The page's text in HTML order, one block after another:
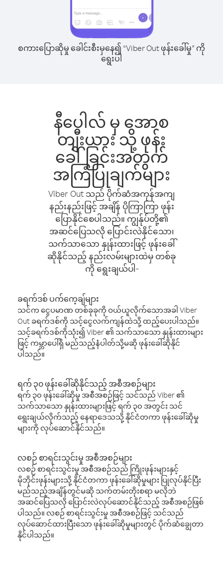
စကားပြောဆိုမှု ခေါင်းစီးမှနေ၍ “Viber Out ဖုန်းခေါ်မှု” ကို
ရွေးပါ
နီပေါလ် မှ အောစ
တျီးယား သို့ ဖုန်း
ခေါ်ခြင်းအတွက်
အကြံပြုချက်များ
Viber Out သည် ပိုက်ဆံအကုန်အကျ
နည်းနည်းဖြင့် အချိန် ပိုကြာကြာ ဖုန်း
ပြောနိုင်စေပါသည်။ ကျွန်ုပ်တို့၏
အဆင်ပြေသလို ပြောင်းလဲနိုင်သော၊
သက်သာသော နှုန်းထားဖြင့် ဖုန်းခေါ်
ဆိုနိုင်သည့် နည်းလမ်းများထဲမှ တစ်ခု
ကို ရွေးချယ်ပါ-
ခရက်ဒစ် ပက်ကေ့ချ်များ
သင်က ငွေပမာဏ တစ်ခုခုကို ဝယ်ယူလိုက်သောအခါ Viber
Out ခရက်ဒစ်ကို သင့်ငွေလက်ကျန်ထဲသို့ ထည့်ပေးပါသည်။
သင့်ခရက်ဒစ်ကိုသုံး၍ Viber ၏ သက်သာသော နှုန်းထားများ
ဖြင့် ကမ္ဘာပေါ်ရှိ မည်သည့်နံပါတ်သို့မဆို ဖုန်းခေါ်ဆိုနိုင်
ပါသည်။
ရက် ၃၀ ဖုန်းခေါ်ဆိုနိုင်သည့် အစီအစဉ်များ
ရက် ၃၀ ဖုန်းခေါ်ဆိုမှု အစီအစဉ်ဖြင့် သင်သည် Viber ၏
သက်သာသော နှုန်းထားများဖြင့် ရက် ၃၀ အတွင်း သင်
ရွေးချယ်လိုက်သည့် နေရာဒေသသို့ နိုင်ငံတကာ ဖုန်းခေါ်ဆိုမှု
များကို လုပ်ဆောင်နိုင်သည်။
လစဉ် စာရင်းသွင်းမှု အစီအစဉ်များ
လစဉ် စာရင်းသွင်းမှု အစီအစဉ်သည် ကြိုးဖုန်းများနှင့်
မိုဘိုင်းဖုန်းများသို့ နိုင်ငံတကာ ဖုန်းခေါ်ဆိုမှုများ ပြုလုပ်နိုင်ပြီး
မည်သည့်အချိန်တွင်မဆို သက်တမ်းတိုးစရာ မလိုဘဲ
အဆင်ပြေသလို ပြောင်းလဲလုပ်ဆောင်နိုင်သည့် အစီအစဉ်ဖြစ်
ပါသည်။ လစဉ် စာရင်းသွင်းမှု အစီအစဉ်ဖြင့် သင်သည်
လုပ်ဆောင်ထားပြီးသော ဖုန်းခေါ်ဆိုမှုများတွင် ပိုက်ဆံချွေတာ
နိုင်ပါသည်။